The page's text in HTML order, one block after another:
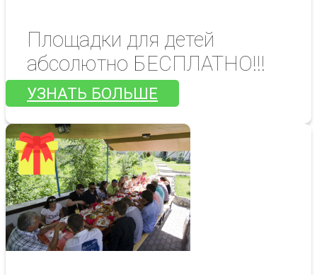
Площадки для детей
абсолютно БЕСПЛАТНО!!!
УЗНАТЬ БОЛЬШЕ